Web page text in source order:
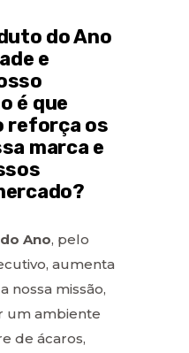
do Ano
e
é que
reforça os
marca e
Ano, pelo
aumenta
nossa missão,
um ambiente
de ácaros,